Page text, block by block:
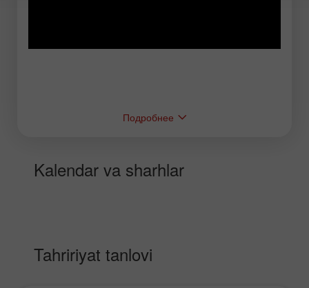
Подробнее
Kalendar va sharhlar
Tahririyat tanlovi